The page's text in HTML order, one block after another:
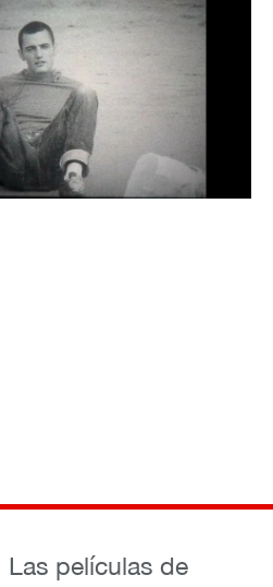
Las películas de